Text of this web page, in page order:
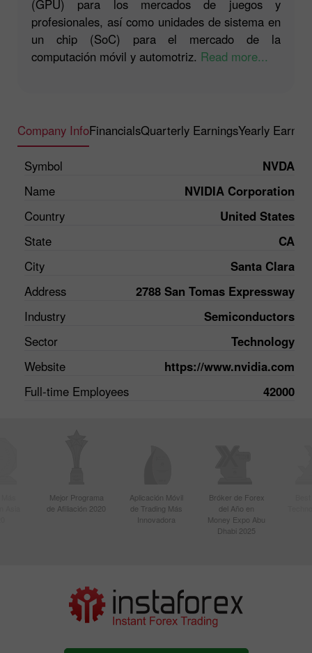
(GPU) para los mercados de juegos y
profesionales, así como unidades de sistema en
un chip (SoC) para el mercado de la
computación móvil y automotriz. Read more...
Company InfoFinancialsQuarterly EarningsYearly
Symbol
NVDA
Name
NVIDIA Corporation
Country
United States
State
CA
City
Santa Clara
Address
2788 San Tomas Expressway
Industry
Semiconductors
Sector
Technology
Website
https://www.nvidia.com
Full-time Employees
42000
Mejor Programa
de Afiliación 2020
Aplicación Móvil
de Trading Más
Innovadora
Bróker de Forex
del Año en
Money Expo Abu
Dhabi 2025